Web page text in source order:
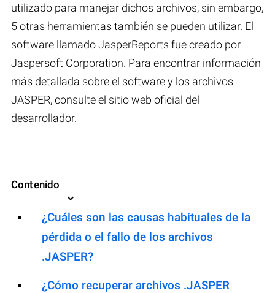
utilizado para manejar dichos archivos, sin embargo,
5 otras herramientas también se pueden utilizar. El
software llamado JasperReports fue creado por
Jaspersoft Corporation. Para encontrar información
más detallada sobre el software y los archivos
JASPER, consulte el sitio web oficial del
desarrollador.
Contenido
¿Cuáles son las causas habituales de la
pérdida o el fallo de los archivos
.JASPER?
¿Cómo recuperar archivos .JASPER